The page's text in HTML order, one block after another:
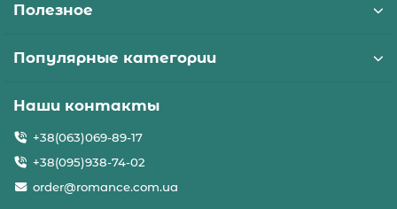
Полезное
Популярные категории
Наши контакты
+38(063)069-89-17
+38(095)938-74-02
order@romance.com.ua